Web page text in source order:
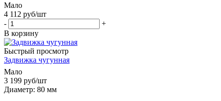
Мало
4 112 руб/шт
-
+
В корзину
Быстрый просмотр
Задвижка чугунная
Мало
3 199 руб/шт
Диаметр: 80 мм